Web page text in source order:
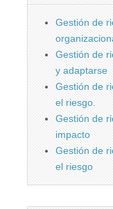
Gestión de
Gestión de
y adaptarse
Gestión de
el riesgo.
Gestión de
impacto
Gestión de
el riesgo